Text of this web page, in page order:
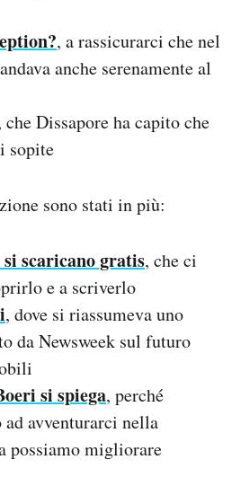
, a rassicurarci che nel
anche serenamente al
che Dissapore ha capito che
sopite
sono stati in più:
scaricano gratis, che ci
e a scriverlo
, dove si riassumeva uno
da Newsweek sul futuro
si spiega, perché
avventurarci nella
possiamo migliorare